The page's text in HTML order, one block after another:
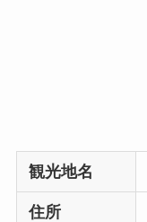
観光地名
住所